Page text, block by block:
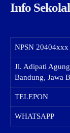
Info
NPSN 20404xxx
Jl. Adipati
Bandung, Jawa
TELEPON
WHATSAPP